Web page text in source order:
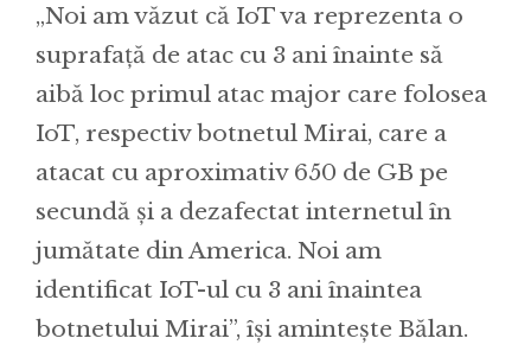
„Noi am văzut că IoT va reprezenta o
suprafață de atac cu 3 ani înainte să
aibă loc primul atac major care folosea
IoT, respectiv botnetul Mirai, care a
atacat cu aproximativ 650 de GB pe
secundă și a dezafectat internetul în
jumătate din America. Noi am
identificat IoT-ul cu 3 ani înaintea
botnetului Mirai”, își amintește Bălan.